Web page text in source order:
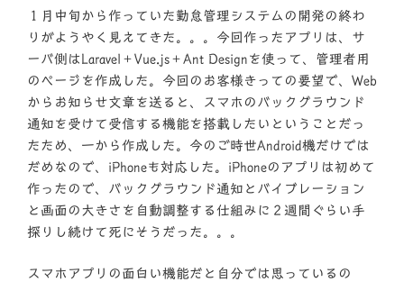
１月中旬から作っていた勤怠管理システムの開発の終わ
りがようやく見えてきた。。。今回作ったアプリは、サ
ーバ側はLaravel＋Vue.js＋Ant Designを使って、管理者用
のページを作成した。今回のお客様きっての要望で、Web
からお知らせ文章を送ると、スマホのバックグラウンド
通知を受けて受信する機能を搭載したいということだっ
たため、一から作成した。今のご時世Android機だけでは
だめなので、iPhoneも対応した。iPhoneのアプリは初めて
作ったので、バックグラウンド通知とバイブレーション
と画面の大きさを自動調整する仕組みに２週間ぐらい手
探りし続けて死にそうだった。。。
スマホアプリの面白い機能だと自分では思っているの